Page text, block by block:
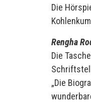
Die
Rengha
Die
„Die